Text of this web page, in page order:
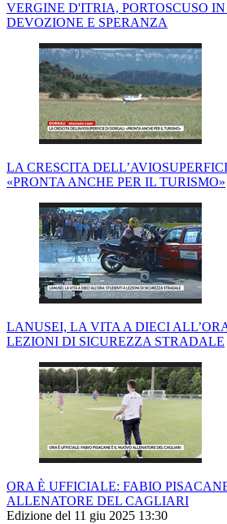
VERGINE D'ITRIA, PORTOSCUSO
DEVOZIONE E SPERANZA
LA CRESCITA
«PRONTA ANCHE PER IL TURISMO»
LANUSEI, LA VITA A DIECI
LEZIONI DI SICUREZZA STRADALE
ORA È UFFICIALE: FABIO
ALLENATORE DEL CAGLIARI
Edizione del 11 giu 2025 13:30